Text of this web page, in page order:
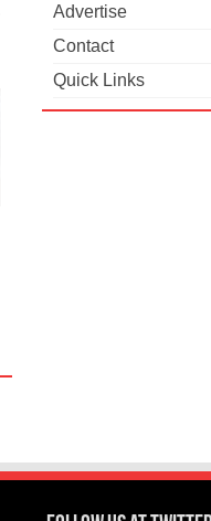
Advertise
Contact
Quick Links